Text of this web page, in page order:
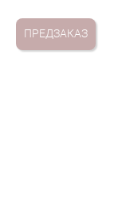
ПРЕДЗАКАЗ